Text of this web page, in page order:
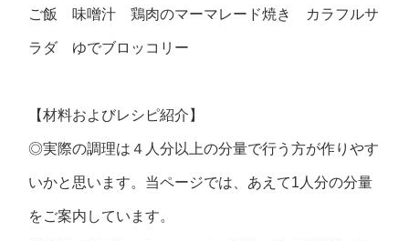
ご飯 味噌汁 鶏肉のマーマレード焼き カラフルサ
ラダ ゆでブロッコリー
【材料およびレシピ紹介】
◎実際の調理は４人分以上の分量で行う方が作りやす
いかと思います。当ページでは、あえて1人分の分量
をご案内しています。